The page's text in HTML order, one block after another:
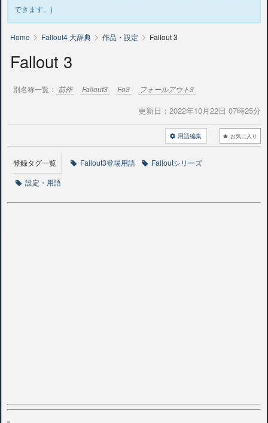
できます。)
Home > Fallout4 大辞典 > 作品・設定 > Fallout 3
Fallout 3
別名称一覧： 前作 Fallout3 Fo3 フォールアウト3
更新日： 2022年10月22日 07時25分
お気に入り
用語編集
登録タグ一覧 Fallout3登場用語
Falloutシリーズ
設定・用語